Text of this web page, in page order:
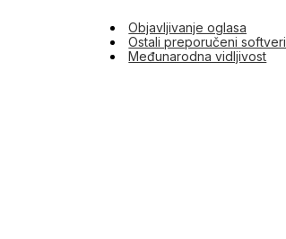
Objavljivanje oglasa
Ostali preporučeni softveri
Međunarodna vidljivost